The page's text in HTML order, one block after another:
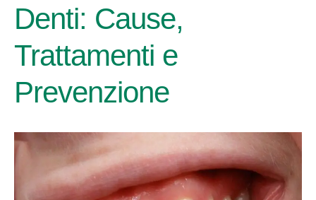
Denti: Cause,
Trattamenti e
Prevenzione